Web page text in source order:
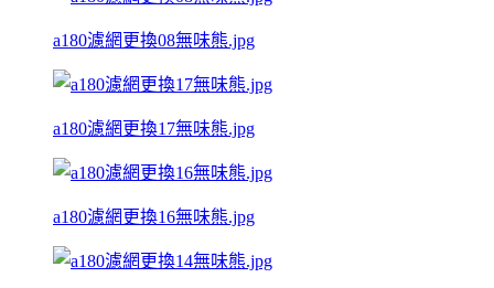
a180濾網更換08無味熊.jpg
a180濾網更換17無味熊.jpg
a180濾網更換16無味熊.jpg